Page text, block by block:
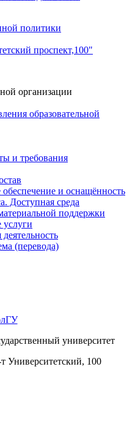
политики
проспект,100"
организации
образовательной
и требования
и оснащённость
Доступная среда
поддержки
услуги
(перевода)
университет
Университетский, 100